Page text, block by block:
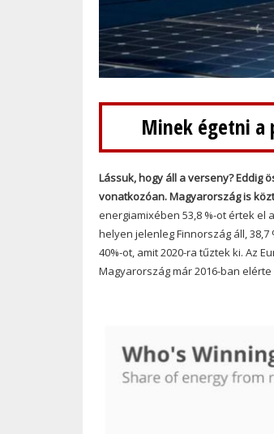
Minek égetni a
Lássuk, hogy áll a verseny?Eddig
vonatkozóan. Magyarország is
energiamixében 53,8 %-ot értek el
helyen jelenleg Finnország áll,
40%-ot, amit 2020-ra tűztek ki. Az
Magyarország már 2016-ban